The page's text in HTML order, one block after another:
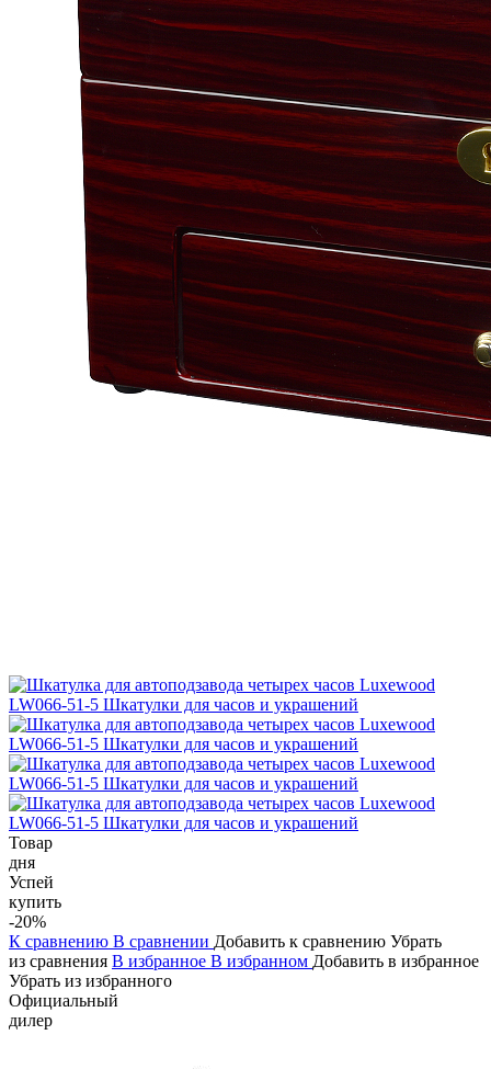
Товар
дня
Успей
купить
-20%
К сравнению В сравнении Добавить к сравнению Убрать
из сравнения В избранное В избранном Добавить в избранное
Убрать из избранного
Официальный
дилер